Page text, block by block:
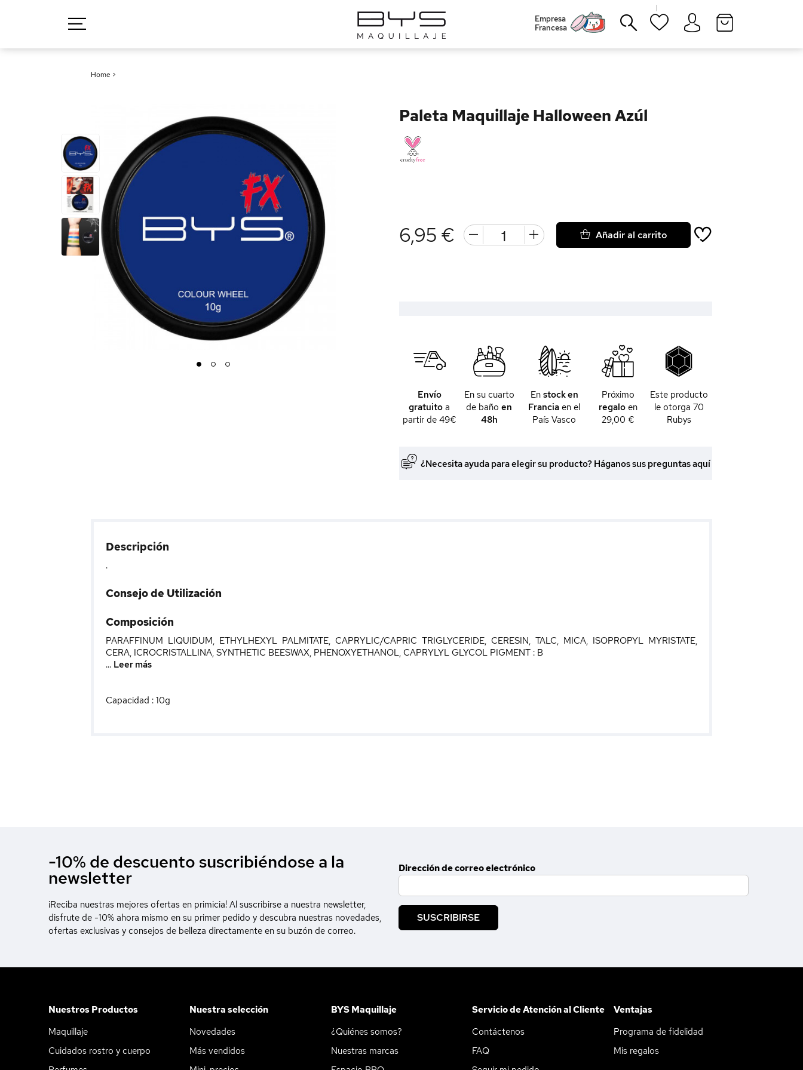
|
Empresa
Francesa
Home >
1 2 3
Paleta Maquillaje Halloween Azúl
6,95 € Añadir al carrito
Envío
gratuito a
partir de 49€
En su cuarto
de bañoen
48h
En stock en
Francia en el
País Vasco
Próximo
regaloen
29,00 €
Este producto
le otorga 70
Rubys
¿Necesita ayuda para elegir su producto? Háganos sus preguntas aquí
Descripción
.
Consejo de Utilización
Composición
PARAFFINUM LIQUIDUM, ETHYLHEXYL PALMITATE, CAPRYLIC/CAPRIC TRIGLYCERIDE, CERESIN, TALC, MICA, ISOPROPYL MYRISTATE,
CERA, ICROCRISTALLINA, SYNTHETIC BEESWAX, PHENOXYETHANOL, CAPRYLYL GLYCOL PIGMENT : B
... Leer más
Capacidad : 10g
-10% de descuento suscribiéndose a la
newsletter
¡Reciba nuestras mejores ofertas en primicia! Al suscribirse a nuestra newsletter,
disfrute de -10% ahora mismo en su primer pedido y descubra nuestras novedades,
ofertas exclusivas y consejos de belleza directamente en su buzón de correo.
Dirección de correo electrónico
SUSCRIBIRSE
Nuestros Productos
Maquillaje
Cuidados rostro y cuerpo
Nuestra selección
Novedades
Más vendidos
BYS Maquillaje
¿Quiénes somos?
Nuestras marcas
Servicio de Atención al Cliente
Contáctenos
FAQ
Ventajas
Programa de fidelidad
Mis regalos